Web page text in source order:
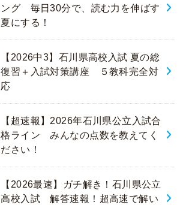
ング 毎日30分で、読む力を伸ばす
夏にする！
【2026中3】石川県高校入試 夏の総
復習＋入試対策講座 ５教科完全対
応
【超速報】2026年石川県公立入試合
格ライン みんなの点数を教えてく
ださい！
【2026最速】ガチ解き！石川県公立
高校入試 解答速報！超高速で解い